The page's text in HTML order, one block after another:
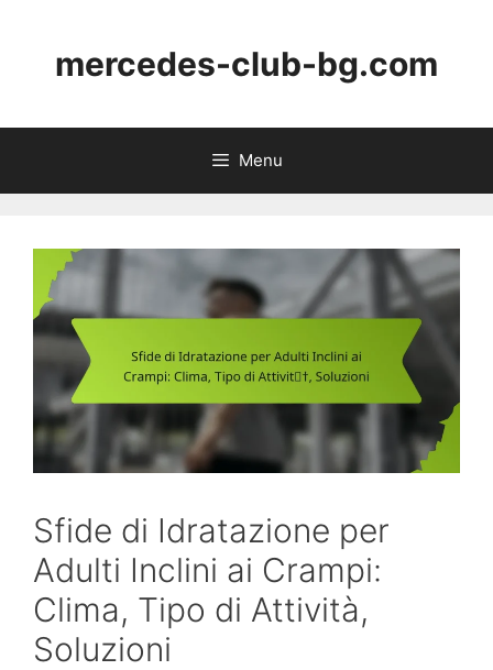
contentmercedes-club-bg.com
Menu
Sfide di Idratazione per
Adulti Inclini ai Crampi:
Clima, Tipo di Attività,
Soluzioni